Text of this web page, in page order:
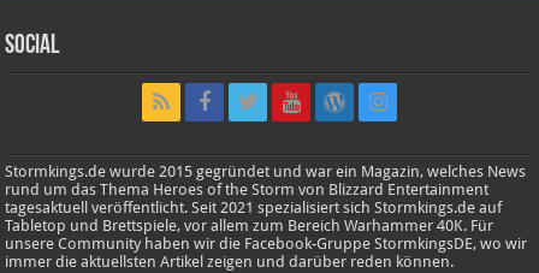
Social
Stormkings.de wurde 2015 gegründet und war ein Magazin, welches News
rund um das Thema Heroes of the Storm von Blizzard Entertainment
tagesaktuell veröffentlicht. Seit 2021 spezialisiert sich Stormkings.de auf
Tabletop und Brettspiele, vor allem zum Bereich Warhammer 40K. Für
unsere Community haben wir die Facebook-Gruppe StormkingsDE, wo wir
immer die aktuellsten Artikel zeigen und darüber reden können.